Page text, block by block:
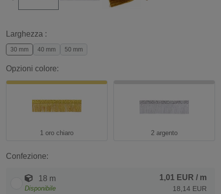
Larghezza :
30 mm 40 mm 50 mm
Opzioni colore:
1 oro chiaro 2 argento
Confezione:
18 m
Disponibile
1,01 EUR / m
18,14 EUR